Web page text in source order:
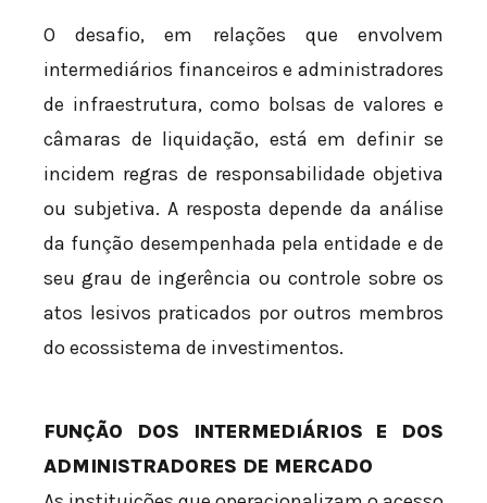
O desafio, em relações que envolvem
intermediários financeiros e administradores
de infraestrutura, como bolsas de valores e
câmaras de liquidação, está em definir se
incidem regras de responsabilidade objetiva
ou subjetiva. A resposta depende da análise
da função desempenhada pela entidade e de
seu grau de ingerência ou controle sobre os
atos lesivos praticados por outros membros
do ecossistema de investimentos.
FUNÇÃO DOS INTERMEDIÁRIOS E DOS
ADMINISTRADORES DE MERCADO